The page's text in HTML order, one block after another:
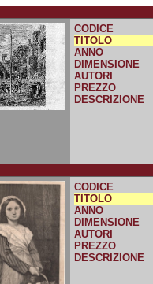
CODICE
TITOLO
ANNO
DIMENSIONE
AUTORI
PREZZO
DESCRIZIONE
CODICE
TITOLO
ANNO
DIMENSIONE
AUTORI
PREZZO
DESCRIZIONE